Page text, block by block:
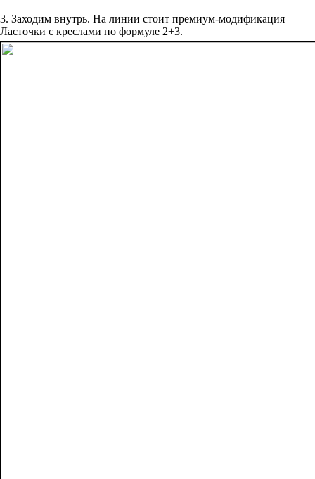
3. Заходим внутрь. На линии стоит премиум-модификация
Ласточки с креслами по формуле 2+3.